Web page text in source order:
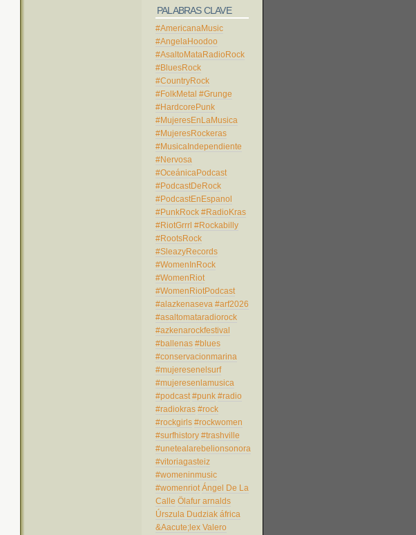
PALABRAS CLAVE
#AmericanaMusic
#AngelaHoodoo
#AsaltoMataRadioRock
#BluesRock
#CountryRock
#FolkMetal #Grunge
#HardcorePunk
#MujeresEnLaMusica
#MujeresRockeras
#MusicaIndependiente
#Nervosa
#OceánicaPodcast
#PodcastDeRock
#PodcastEnEspanol
#PunkRock #RadioKras
#RiotGrrrl #Rockabilly
#RootsRock
#SleazyRecords
#WomenInRock
#WomenRiot
#WomenRiotPodcast
#alazkenaseva #arf2026
#asaltomataradiorock
#azkenarockfestival
#ballenas #blues
#conservacionmarina
#mujeresenelsurf
#mujeresenlamusica
#podcast #punk #radio
#radiokras #rock
#rockgirls #rockwomen
#surfhistory #trashville
#unetealarebelionsonora
#vitoriagasteiz
#womeninmusic
#womenriot Ángel De La
Calle Ölafur arnalds
Úrszula Dudziak áfrica
&Aacute;lex Valero